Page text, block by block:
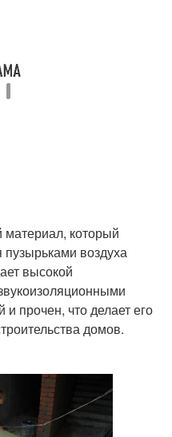
материал, который
пузырьками воздуха
высокой
прочен, что делает его
домов.